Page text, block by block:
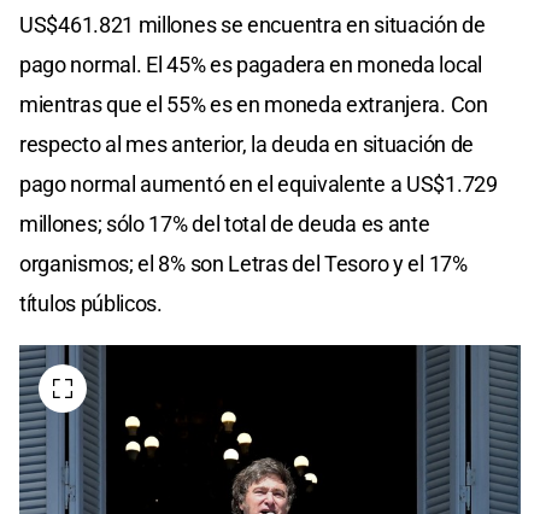
US$461.821 millones se encuentra en situación de
pago normal. El 45% es pagadera en moneda local
mientras que el 55% es en moneda extranjera. Con
respecto al mes anterior, la deuda en situación de
pago normal aumentó en el equivalente a US$1.729
millones; sólo 17% del total de deuda es ante
organismos; el 8% son Letras del Tesoro y el 17%
títulos públicos.